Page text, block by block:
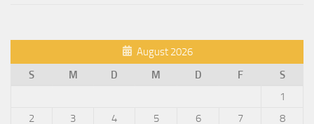
August 2026
S
M D M D F
S
1
2
3 4 5 6 7
8